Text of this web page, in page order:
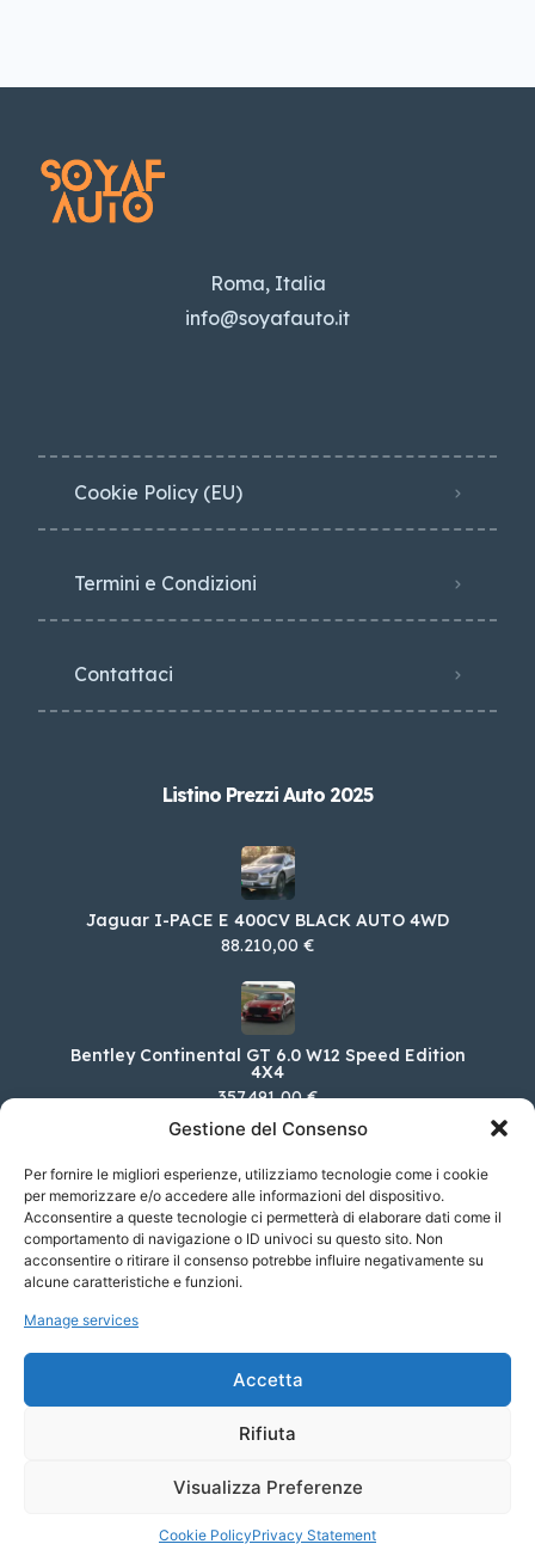
Gestione del Consenso
Per fornire le migliori esperienze, utilizziamo tecnologie come i cookie
per memorizzare e/o accedere alle informazioni del dispositivo.
Acconsentire a queste tecnologie ci permetterà di elaborare dati come il
comportamento di navigazione o ID univoci su questo sito. Non
acconsentire o ritirare il consenso potrebbe influire negativamente su
alcune caratteristiche e funzioni.
Manage services
Accetta
Rifiuta
Visualizza Preferenze
Cookie PolicyPrivacy Statement
Roma, Italia
info@soyafauto.it
Cookie Policy (EU)
Termini e Condizioni
Contattaci
Listino Prezzi Auto 2025
Jaguar I-PACE E 400CV BLACK AUTO 4WD
88.210,00 €
Bentley Continental GT 6.0 W12 Speed Edition
4X4
357.491,00 €
Renault Nuova Clio 1.6 E-TECH full hyb. 107KW
ESPRIT ALPINE
26.550,00 €
FIAT Panda Cross 1.0 FireFly 70cv S&S Hybrid
Cross
© 2023 Soyaf Auto - Tutti i diritti riservati.